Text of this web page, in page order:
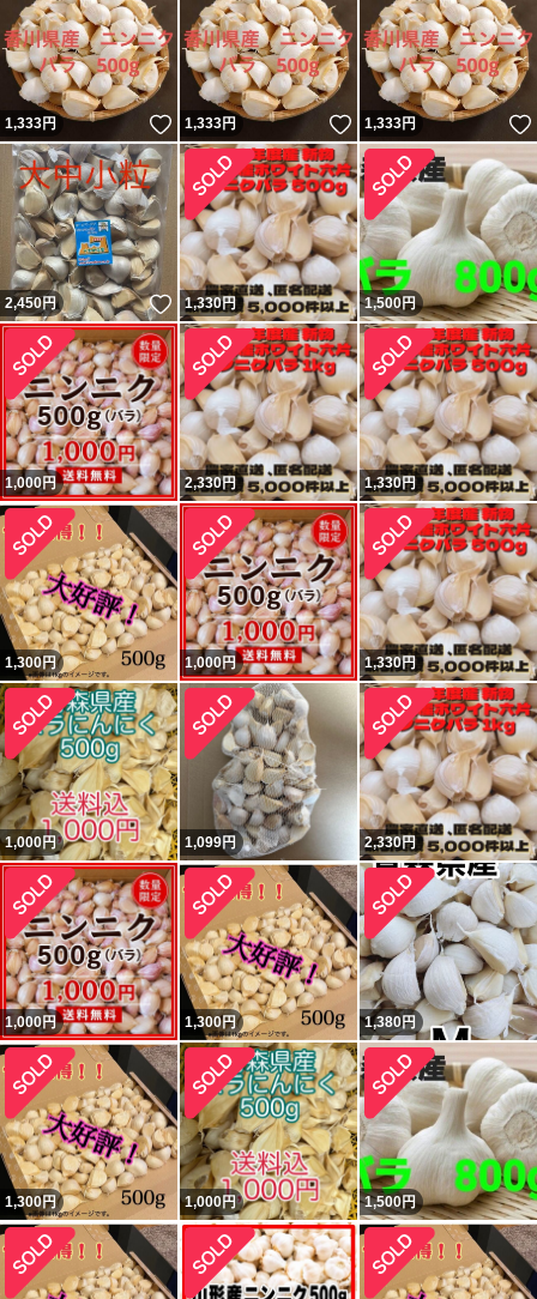
1,333円 いいね！
1,333円 いいね！
1,333円
2,450円 いいね！
1,330円 1,500円
1,000円 2,330円 1,330円
1,300円 1,000円 1,330円
1,000円 1,099円 2,330円
1,000円 1,300円 1,380円
1,300円 1,000円 1,500円